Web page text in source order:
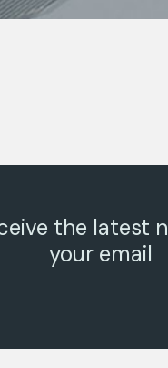
the latest
your email